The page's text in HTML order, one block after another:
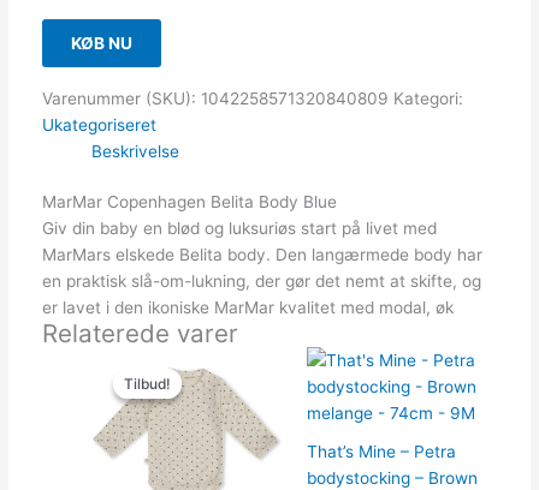
KØB NU
Varenummer (SKU): 1042258571320840809 Kategori:
Ukategoriseret
Beskrivelse
MarMar Copenhagen Belita Body Blue
Giv din baby en blød og luksuriøs start på livet med
MarMars elskede Belita body. Den langærmede body har
en praktisk slå-om-lukning, der gør det nemt at skifte, og
er lavet i den ikoniske MarMar kvalitet med modal, øk
Relaterede varer
Tilbud!
Tilbud!oprindelige
pris
var:
199.95kr..
pris
er:
119.97kr..
That’s Mine – Petra
bodystocking – Brown